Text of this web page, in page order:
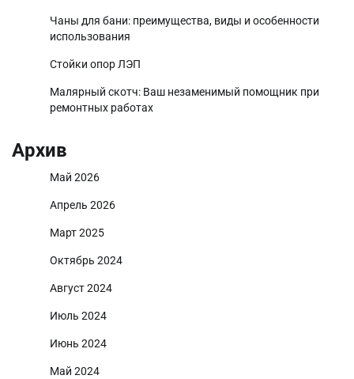
Чаны для бани: преимущества, виды и особенности
использования
Стойки опор ЛЭП
Малярный скотч: Ваш незаменимый помощник при
ремонтных работах
Архив
Май 2026
Апрель 2026
Март 2025
Октябрь 2024
Август 2024
Июль 2024
Июнь 2024
Май 2024